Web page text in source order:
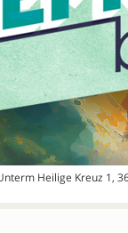
Heilige Kreuz 1,